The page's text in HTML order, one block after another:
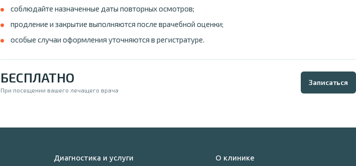
соблюдайте назначенные даты повторных осмотров;
продление и закрытие выполняются после врачебной оценки;
особые случаи оформления уточняются в регистратуре.
БЕСПЛАТНО
При посещении вашего лечащего врача
Записаться
Диагностика и услуги О клинике